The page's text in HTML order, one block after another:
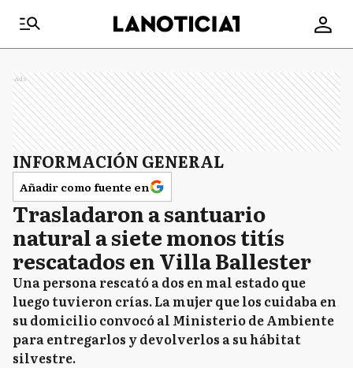
Ads
INFORMACIÓN GENERAL
Añadir como fuente en
Trasladaron a santuario
natural a siete monos titís
rescatados en Villa Ballester
Una persona rescató a dos en mal estado que
luego tuvieron crías. La mujer que los cuidaba en
su domicilio convocó al Ministerio de Ambiente
para entregarlos y devolverlos a su hábitat
silvestre.